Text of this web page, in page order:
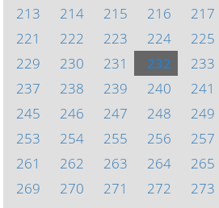
213
214 215 216 217
221
222 223 224 225
229
230 231 232 233
237
238 239 240 241
245
246 247 248 249
253
254 255 256 257
261
262 263 264 265
269
270 271 272 273